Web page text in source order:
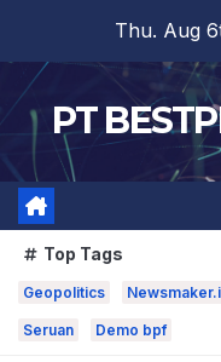
content
Thu. Aug
PT
Top Tags
Geopolitics
Seruan Demo bpf